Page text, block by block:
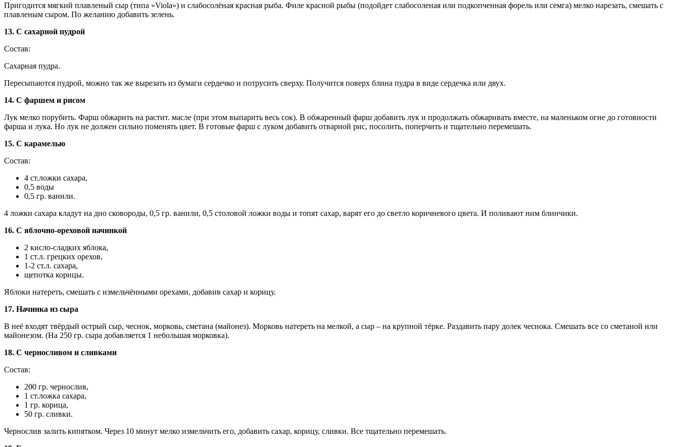
Пригодится мягкий плавленый сыр (типа «Viola») и слабосолёная красная рыба. Филе красной рыбы (подойдет слабосоленая или подкопченная форель или семга) мелко нарезать, смешать с
плавленым сыром. По желанию добавить зелень.
13. С сахарной пудрой
Состав:
Сахарная пудра.
Пересыпаются пудрой, можно так же вырезать из бумаги сердечко и потрусить сверху. Получится поверх блина пудра в виде сердечка или двух.
14. С фаршем и рисом
Лук мелко порубить. Фарш обжарить на растит. масле (при этом выпарить весь сок). В обжаренный фарш добавить лук и продолжать обжаривать вместе, на маленьком огне до готовности
фарша и лука. Но лук не должен сильно поменять цвет. В готовые фарш с луком добавить отварной рис, посолить, поперчить и тщательно перемешать.
15. С карамелью
Состав:
4 ст.ложки сахара,
0,5 воды
0,5 гр. ванили.
4 ложки сахара кладут на дно сковороды, 0,5 гр. ванили, 0,5 столовой ложки воды и топят сахар, варят его до светло коричневого цвета. И поливают ним блинчики.
16. С яблочно-ореховой начинкой
2 кисло-сладких яблока,
1 ст.л. грецких орехов,
1-2 ст.л. сахара,
щепотка корицы.
Яблоки натереть, смешать с измельчёнными орехами, добавив сахар и корицу.
17. Начинка из сыра
В неё входят твёрдый острый сыр, чеснок, морковь, сметана (майонез). Морковь натереть на мелкой, а сыр – на крупной тёрке. Раздавить пару долек чеснока. Смешать все со сметаной или
майонезом. (На 250 гр. сыра добавляется 1 небольшая морковка).
18. С черносливом и сливками
Состав:
200 гр. чернослив,
1 ст.ложка сахара,
1 гр. корица,
50 гр. сливки.
Чернослив залить кипятком. Через 10 минут мелко измельчить его, добавить сахар, корицу, сливки. Все тщательно перемешать.